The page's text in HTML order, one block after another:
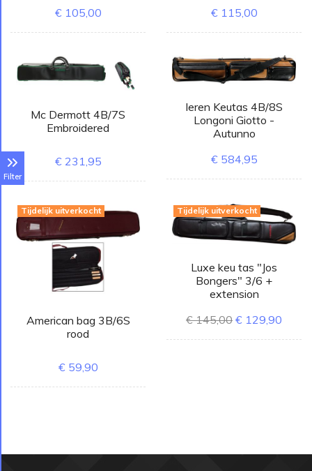
Filter
€ 105,00 € 115,00
Mc Dermott 4B/7S
Embroidered
€ 231,95
leren Keutas 4B/8S
Longoni Giotto -
Autunno
€ 584,95
Tijdelijk uitverkocht
American bag 3B/6S
rood
€ 59,90
Tijdelijk uitverkocht
Luxe keu tas "Jos
Bongers" 3/6 +
extension
€ 145,00 € 129,90